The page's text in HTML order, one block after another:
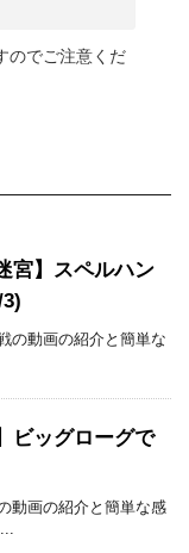
のでご注意くだ
宮】スペルハン
の動画の紹介と簡単な
ビッグローグで
動画の紹介と簡単な感